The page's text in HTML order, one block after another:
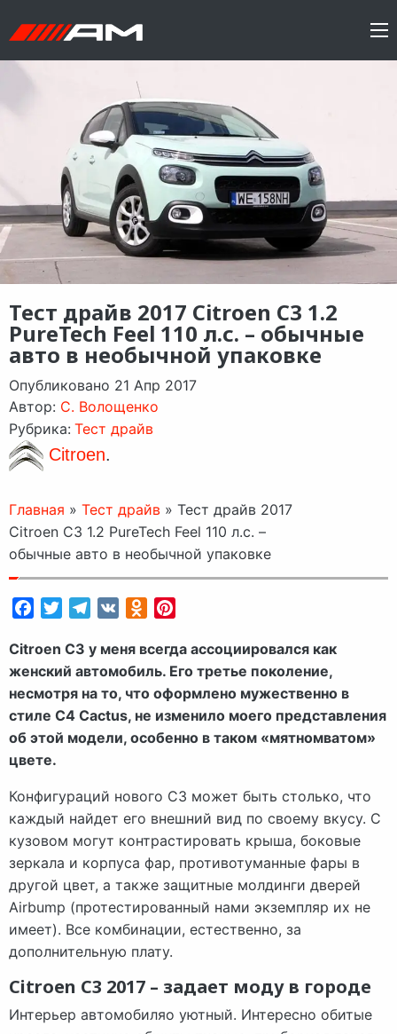
Тест драйв 2017 Citroen C3 1.2
PureTech Feel 110 л.с. – обычные
авто в необычной упаковке
Опубликовано 21 Апр 2017
Автор: C. Волощенко
Рубрика: Тест драйв
Citroen.
Главная » Тест драйв » Тест драйв 2017
Citroen C3 1.2 PureTech Feel 110 л.с. –
обычные авто в необычной упаковке
FacebookTwitterTelegram
VK Odnoklassniki
Citroen C3 у меня всегда ассоциировался как
женский автомобиль. Его третье поколение,
несмотря на то, что оформлено мужественно в
стиле C4 Cactus, не изменило моего представления
об этой модели, особенно в таком «мятномватом»
цвете.
Конфигураций нового C3 может быть столько, что
каждый найдет его внешний вид по своему вкусу. С
кузовом могут контрастировать крыша, боковые
зеркала и корпуса фар, противотуманные фары в
другой цвет, а также защитные молдинги дверей
Airbump (протестированный нами экземпляр их не
имеет). Все комбинации, естественно, за
дополнительную плату.
Citroen C3 2017 – задает моду в городе
Интерьер автомобиляо уютный. Интересно обитые